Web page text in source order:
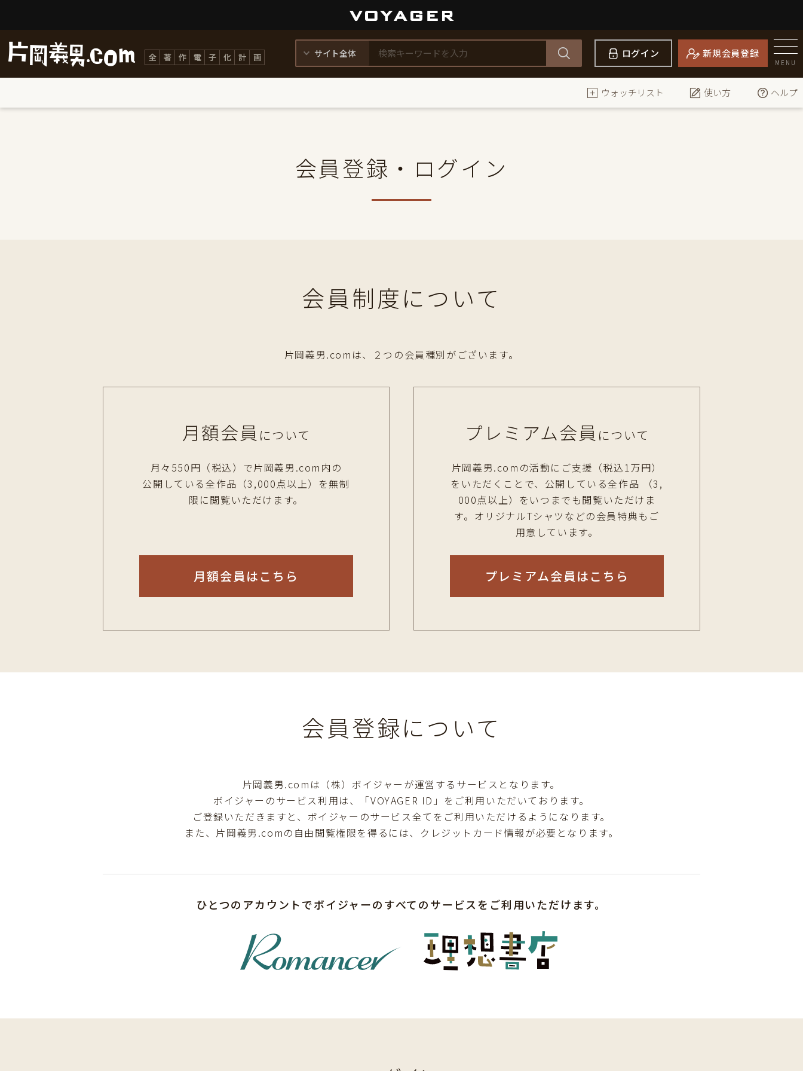
ログイン 新規会員登録
MENU
ウォッチリスト 使い方 ヘルプ
会員登録・ログイン
会員制度について
片岡義男.comは、２つの会員種別がございます。
月額会員 について
月々550円（税込）で片岡義男.com内の
公開している全作品（3,000点以上）を無制
限に閲覧いただけます。
月額会員はこちら
プレミアム会員 について
片岡義男.comの活動にご支援（税込1万円）
をいただくことで、公開している全作品 （3,
000点以上）をいつまでも閲覧いただけま
す。オリジナルTシャツなどの会員特典もご
用意しています。
プレミアム会員はこちら
会員登録について
片岡義男.comは（株）ボイジャーが運営するサービスとなります。
ボイジャーのサービス利用は、「VOYAGER ID」をご利用いただいております。
ご登録いただきますと、ボイジャーのサービス全てをご利用いただけるようになります。
また、片岡義男.comの自由閲覧権限を得るには、クレジットカード情報が必要となります。
ひとつのアカウントでボイジャーのすべてのサービスをご利用いただけます。